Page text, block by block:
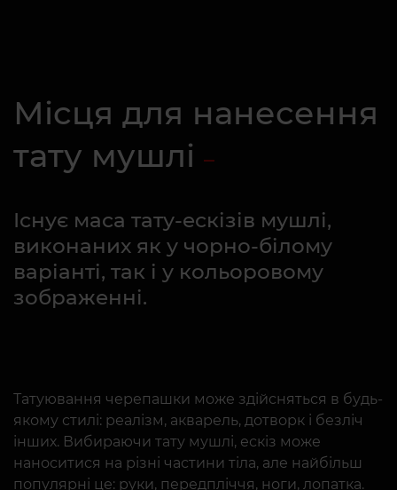
Місця для нанесення
тату мушлі
Існує маса тату-ескізів мушлі,
виконаних як у чорно-білому
варіанті, так і у кольоровому
зображенні.
Татуювання черепашки може здійсняться в будь-
якому стилі: реалізм, акварель, дотворк і безліч
інших. Вибираючи тату мушлі, ескіз може
наноситися на різні частини тіла, але найбільш
популярні це: руки, передпліччя, ноги, лопатка.